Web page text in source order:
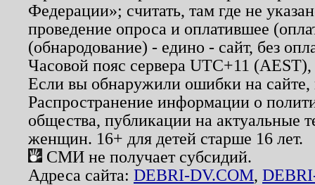
Федерации»; считать, там где не
проведение опроса и оплатившее
(обнародование) - едино - сайт, без
Часовой пояс сервера UTC+11
Если вы обнаружили ошибки на
Распространение информации о
общества, публикации на актуальные
женщин. 16+ для детей старше 16 лет.
СМИ не получает субсидий.
Адреса сайта: DEBRI-DV.COM,